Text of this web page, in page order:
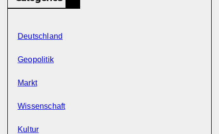
Deutschland
Geopolitik
Markt
Wissenschaft
Kultur